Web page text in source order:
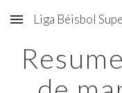
Skip to main content
Liga Béisbol